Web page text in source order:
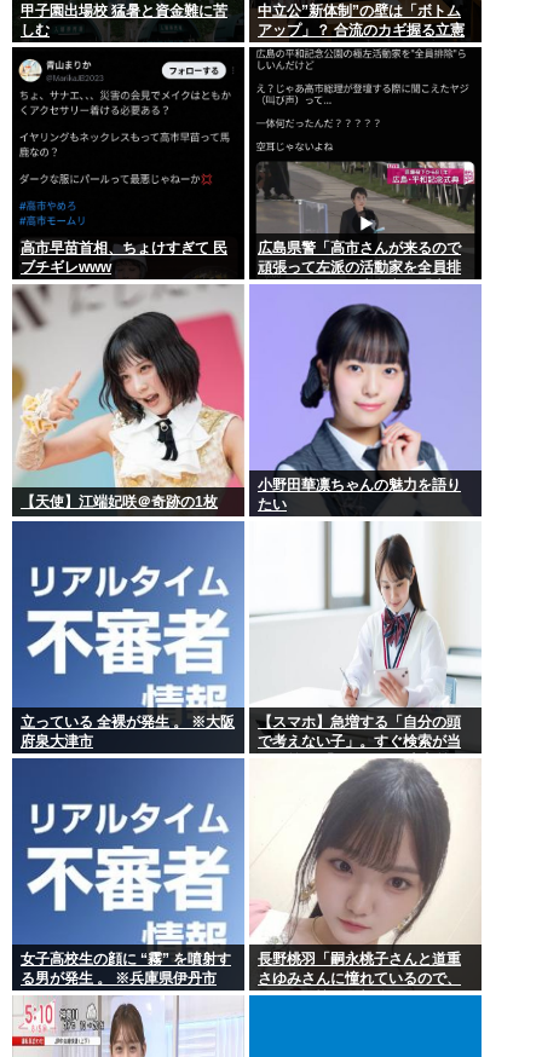
甲子園出場校 猛暑と資金難に苦
しむ
中立公”新体制”の壁は「ボトム
アップ」？ 合流のカギ握る立憲
高市早苗首相、ちょけすぎて 民
ブチギレwww
広島県警「高市さんが来るので
頑張って左派の活動家を全員排
除しました！」広島市民「広島
から出てけ！」結局ヤジが飛ぶ
【天使】江端妃咲＠奇跡の1枚
小野田華凛ちゃんの魅力を語り
たい
立っている 全裸が発生 。 ※大阪
府泉大津市
【スマホ】急増する「自分の頭
で考えない子」。すぐ検索が当
たり前に 「タイパ」至上主義
女子高校生の顔に “霧” を噴射す
る男が発生 。 ※兵庫県伊丹市
長野桃羽「嗣永桃子さんと道重
さゆみさんに憧れているので、
ふたりの憧れの部分をぎゅっと